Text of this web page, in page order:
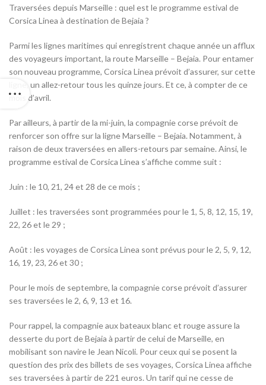
Traversées depuis Marseille : quel est le programme estival de
Corsica Linea à destination de Bejaia ?
Parmi les lignes maritimes qui enregistrent chaque année un afflux
des voyageurs important, la route Marseille – Bejaia. Pour entamer
son nouveau programme, Corsica Linea prévoit d’assurer, sur cette
ligne, un allez-retour tous les quinze jours. Et ce, à compter de ce
mois d’avril.
Par ailleurs, à partir de la mi-juin, la compagnie corse prévoit de
renforcer son offre sur la ligne Marseille – Bejaia. Notamment, à
raison de deux traversées en allers-retours par semaine. Ainsi, le
programme estival de Corsica Linea s’affiche comme suit :
Juin : le 10, 21, 24 et 28 de ce mois ;
Juillet : les traversées sont programmées pour le 1, 5, 8, 12, 15, 19,
22, 26 et le 29 ;
Août : les voyages de Corsica Linea sont prévus pour le 2, 5, 9, 12,
16, 19, 23, 26 et 30 ;
Pour le mois de septembre, la compagnie corse prévoit d’assurer
ses traversées le 2, 6, 9, 13 et 16.
Pour rappel, la compagnie aux bateaux blanc et rouge assure la
desserte du port de Bejaia à partir de celui de Marseille, en
mobilisant son navire le Jean Nicoli. Pour ceux qui se posent la
question des prix des billets de ses voyages, Corsica Linea affiche
ses traversées à partir de 221 euros. Un tarif qui ne cesse de